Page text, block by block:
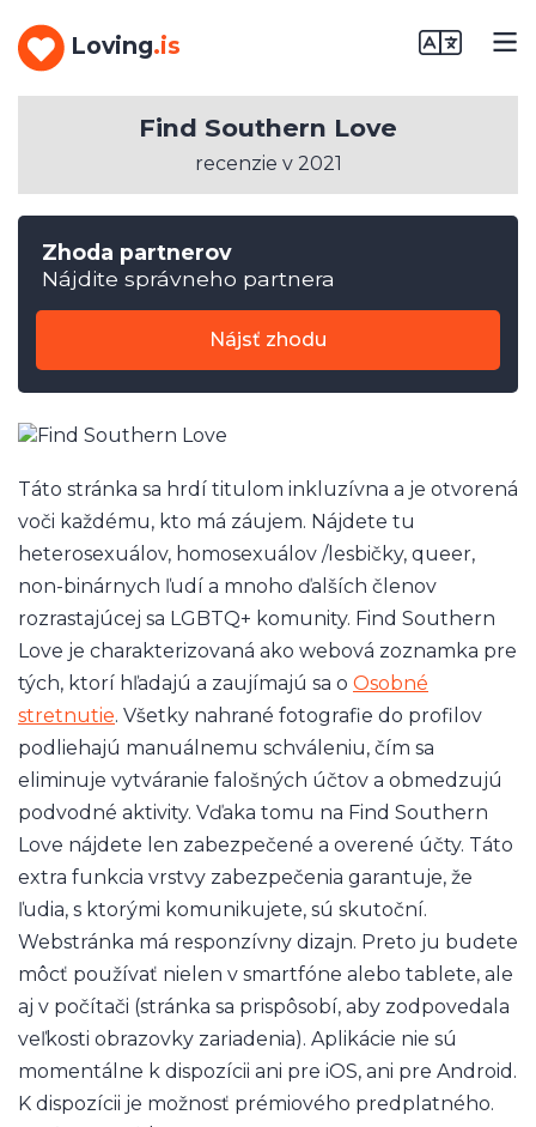
Loving.is
Zhoda partnerov
Nájdite správneho partnera
Nájsť zhodu
Find Southern Love
recenzie v 2021
Táto stránka sa hrdí titulom inkluzívna a je otvorená
voči každému, kto má záujem. Nájdete tu
heterosexuálov, homosexuálov /lesbičky, queer,
non-binárnych ľudí a mnoho ďalších členov
rozrastajúcej sa LGBTQ+ komunity. Find Southern
Love je charakterizovaná ako webová zoznamka pre
tých, ktorí hľadajú a zaujímajú sa o Osobné
stretnutie. Všetky nahrané fotografie do profilov
podliehajú manuálnemu schváleniu, čím sa
eliminuje vytváranie falošných účtov a obmedzujú
podvodné aktivity. Vďaka tomu na Find Southern
Love nájdete len zabezpečené a overené účty. Táto
extra funkcia vrstvy zabezpečenia garantuje, že
ľudia, s ktorými komunikujete, sú skutoční.
Webstránka má responzívny dizajn. Preto ju budete
môcť používať nielen v smartfóne alebo tablete, ale
aj v počítači (stránka sa prispôsobí, aby zodpovedala
veľkosti obrazovky zariadenia). Aplikácie nie sú
momentálne k dispozícii ani pre iOS, ani pre Android.
K dispozícii je možnosť prémiového predplatného.